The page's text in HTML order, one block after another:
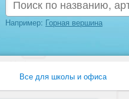
Например: Горная вершина
Все для школы и офиса